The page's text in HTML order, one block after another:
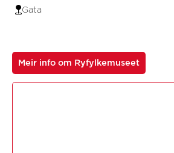
Gata
Meir info om Ryfylkemuseet